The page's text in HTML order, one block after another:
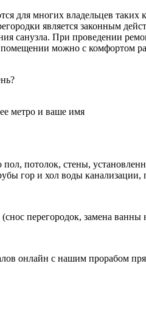
для многих владельцев
является законным
санузла. При проведении
помещении можно с комфортом
метро и ваше имя
потолок, стены,
гор и хол воды канализации,
перегородок, замена
онлайн с нашим прорабом